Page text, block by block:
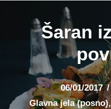
Šaran
06/01/2017
Glavna jela (posno)